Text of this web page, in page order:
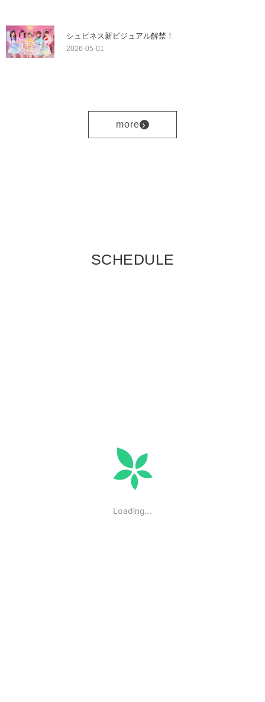
シュピネス新ビジュアル解禁！
2026-05-01
more ›
SCHEDULE